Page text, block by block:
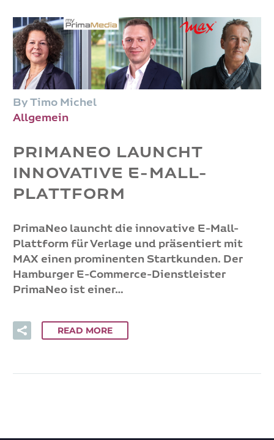
By Timo Michel
Allgemein
PRIMANEO LAUNCHT
INNOVATIVE E-MALL-
PLATTFORM
PrimaNeo launcht die innovative E-Mall-
Plattform für Verlage und präsentiert mit
MAX einen prominenten Startkunden. Der
Hamburger E-Commerce-Dienstleister
PrimaNeo ist einer…
READ MORE